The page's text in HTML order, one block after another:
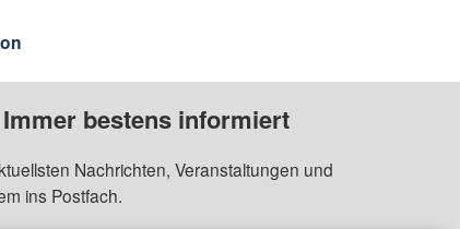
bestens informiert
Nachrichten, Veranstaltungen und
ins Postfach.